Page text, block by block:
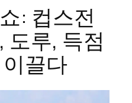
: 컵스전
도루, 득점
끌다